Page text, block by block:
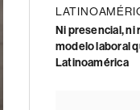
Ni presencial, ni
modelo laboral
Latinoamérica